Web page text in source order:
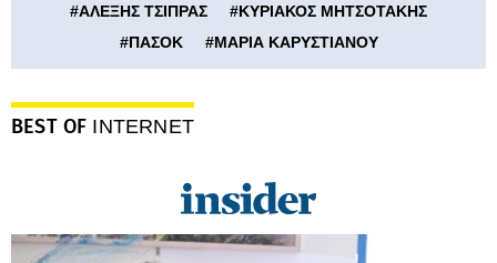
#ΑΛΕΞΗΣ ΤΣΙΠΡΑΣ #ΚΥΡΙΑΚΟΣ ΜΗΤΣΟΤΑΚΗΣ
#ΠΑΣΟΚ #ΜΑΡΙΑ ΚΑΡΥΣΤΙΑΝΟΥ
BEST OF INTERNET